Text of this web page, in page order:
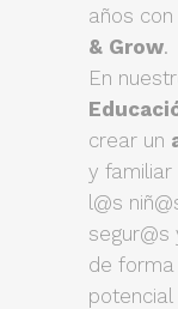
años
& Grow.
En
crear un
y
l@s
segur@s
de